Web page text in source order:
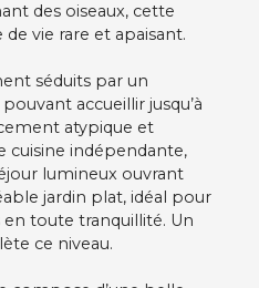
des oiseaux, cette
vie rare et apaisant.
séduits par un
accueillir jusqu’à
atypique et
cuisine indépendante,
lumineux ouvrant
jardin plat, idéal pour
toute tranquillité. Un
ce niveau.